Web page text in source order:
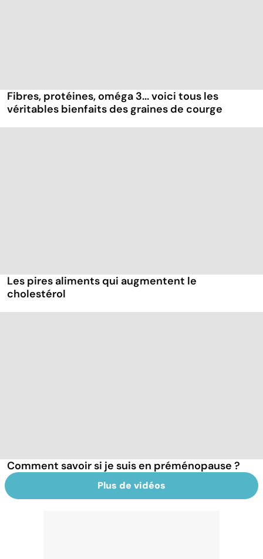
Fibres, protéines, oméga 3... voici tous les
véritables bienfaits des graines de courge
Les pires aliments qui augmentent le
cholestérol
Comment savoir si je suis en préménopause ?
Plus de vidéos